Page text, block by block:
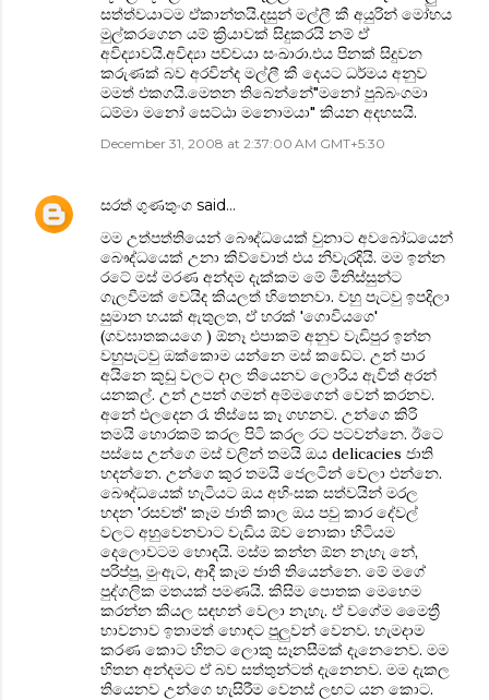
සත්ත්වයාටම ඒකාන්තයි.දසුන් මල්ලී කී අයුරින් මෝහය
මුල්කරගෙන යම් ක්‍රියාවක් සිදුකරයි නම් ඒ
අවිද්‍යාවයි.අවිද්‍යා පච්චයා සංඛාරා.එය පිනක් සිදුවන
කරුණක් බව අරවින්ද මල්ලී කී දෙයට ධර්මය අනුව
මමත් එකගයි.මෙතන තිබෙන්නේ"මනෝ පුබ්බංගමා
ධම්මා මනෝ සෙට්ඨා මනොමයා" කියන අදහසයි.
December 31, 2008 at 2:37:00 AM GMT+5:30
සරත් ගුණතුංග said…
මම උත්පත්තියෙන් බෞද්ධයෙක් වුනාට අවබෝධයෙන්
බෞද්ධයෙක් උනා කිව්වොත් එය නිවැරදියි. මම ඉන්න
රටේ මස් මරණ අන්දම දැක්කම මේ මිනිස්සුන්ට
ගැලවීමක් වෙයිද කියලත් හිතෙනවා. වහු පැටවු ඉපදිලා
සුමාන හයක් ඇතුලත, ඒ හරක් 'ගොවියගෙ'
(ගවඝාතකයගෙ ) ඕනෑ එපාකම් අනුව වැඩිපුර ඉන්න
වහුපැටවු ඔක්කොම යන්නෙ මස් කඩේට. උන් පාර
අයිනෙ කූඩු වලට දාල තියෙනව ලොරිය ඇවිත් අරන්
යනකල්. උන් උපන් ගමන් අම්මගෙන් වෙන් කරනව.
අනේ එලදෙන රෑ තිස්සෙ කෑ ගහනව. උන්ගෙ කිරි
තමයි හොරකම් කරල පිටි කරල රට පටවන්නෙ. ඊටෙ
පස්සෙ උන්ගෙ මස් වලින් තමයි ඔය delicacies ජාති
හදන්නෙ. උන්ගෙ කුර තමයි ජෙලටින් වෙලා එන්නෙ.
බෞද්ධයෙක් හැටියට ඔය අහිංසක සත්වයින් මරල
හදන 'රසවත්' කෑම ජාති කාල ඔය පවු කාර දේවල්
වලට අහුවෙනවාට වැඩිය ඕව නොකා හිටියම
දෙලොවටම හොඳයි. මස්ම කන්න ඕන නැහැ නේ,
පරිප්පු, මුංඇට, ආදී කෑම ජාති තියෙන්නෙ. මේ මගේ
පුද්ගලික මතයක් පමණයි. කිසිම පොතක මෙහෙම
කරන්න කියල සඳහන් වෙලා නැහැ. ඒ වගේම මෛත්‍රී
භාවනාව ඉතාමත් හොඳට පුලුවන් වෙනව. හැමදාම
කරණ කොට හිතට ලොකු සෑනසීමක් දැනෙනෙව. මම
හිතන අන්දමට ඒ බව සත්තුන්ටත් දැනෙනව. මම දැකල
තියෙනව උන්ගෙ හැසිරීම වෙනස් ලඟට යන කොට.